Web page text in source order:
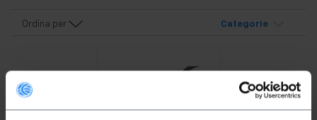
Ordina per Categorie